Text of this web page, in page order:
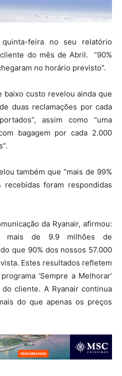
feira no seu relatório
do mês de Abril. “90%
no horário previsto”.
baixo custo revelou ainda que
duas reclamações por cada
assim como “uma
bagagem por cada 2.000
também que “mais de 99%
foram respondidas
da Ryanair, afirmou:
mais de 9.9 milhões de
que 90% dos nossos 57.000
Estes resultados refletem
‘Sempre a Melhorar’
cliente. A Ryanair continua
do que apenas os preços